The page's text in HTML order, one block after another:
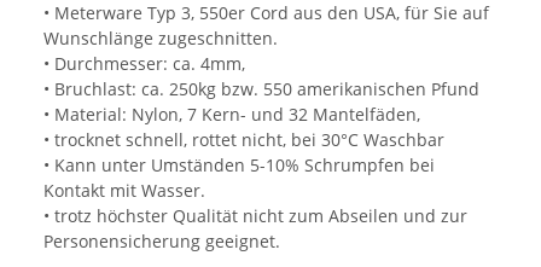
• Meterware Typ 3, 550er Cord aus den USA, für Sie auf
Wunschlänge zugeschnitten.
• Durchmesser: ca. 4mm,
• Bruchlast: ca. 250kg bzw. 550 amerikanischen Pfund
• Material: Nylon, 7 Kern- und 32 Mantelfäden,
• trocknet schnell, rottet nicht, bei 30°C Waschbar
• Kann unter Umständen 5-10% Schrumpfen bei
Kontakt mit Wasser.
• trotz höchster Qualität nicht zum Abseilen und zur
Personensicherung geeignet.